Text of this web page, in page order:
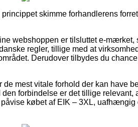
skimme forhandlerens
webshoppen er tilsluttet e-
regler, tillige med at
Derudover tilbydes du
mest vitale forhold der kan have
forbindelse er det tillige relevant,
købet af EIK – 3XL, uafhængig